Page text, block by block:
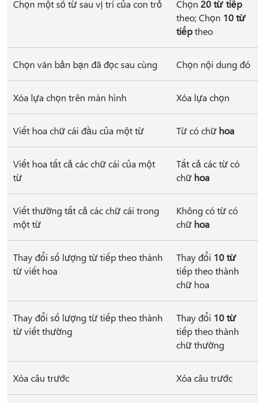
Chọn một số từ sau vị trí của con trỏ Chọn 20 từ tiếp
theo; Chọn 10 từ
tiếptheo
Chọn văn bản bạn đã đọc sau cùng Chọn nội dung đó
Xóa lựa chọn trên màn hình Xóa lựa chọn
Viết hoa chữ cái đầu của một từ Từ có chữ hoa
Viết hoa tất cả các chữ cái của một
từ
Tất cả các từ có
chữ hoa
Viết thường tất cả các chữ cái trong
một từ
Không có từ có
chữ hoa
Thay đổi số lượng từ tiếp theo thành
từ viết hoa
Thay đổi 10 từ
tiếp theo thành
chữ hoa
Thay đổi số lượng từ tiếp theo thành
từ viết thường
Thay đổi 10 từ
tiếp theo thành
chữ thường
Xóa câu trước Xóa câu trước